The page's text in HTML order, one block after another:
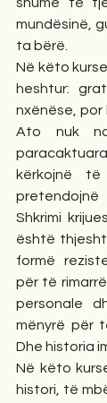
mundësinë,
ta bërë.
Në këto
heshtur:
nxënëse,
Ato nuk
kërkojnë
Shkrimi
është
formë
për të
personale
mënyrë për
Dhe historia
Në këto
histori, të